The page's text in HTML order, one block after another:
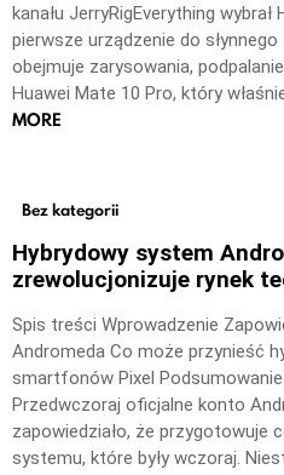
kanału JerryRigEverything
pierwsze urządzenie do
obejmuje zarysowania,
Huawei Mate 10 Pro, który
MORE
Bez kategorii
Hybrydowy system
zrewolucjonizuje rynek
Spis treści Wprowadzenie
Andromeda Co może przynieść
smartfonów Pixel
Przedwczoraj oficjalne konto
zapowiedziało, że przygotowuje
systemu, które były wczoraj.